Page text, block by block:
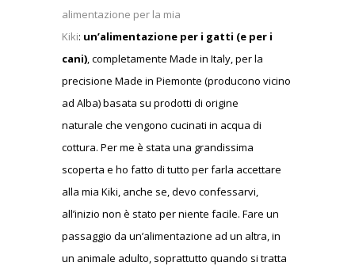
alimentazione per la mia
Kiki: un’alimentazione per i gatti (e per i
cani), completamente Made in Italy, per la
precisione Made in Piemonte (producono vicino
ad Alba) basata su prodotti di origine
naturale che vengono cucinati in acqua di
cottura. Per me è stata una grandissima
scoperta e ho fatto di tutto per farla accettare
alla mia Kiki, anche se, devo confessarvi,
all’inizio non è stato per niente facile. Fare un
passaggio da un’alimentazione ad un altra, in
un animale adulto, soprattutto quando si tratta